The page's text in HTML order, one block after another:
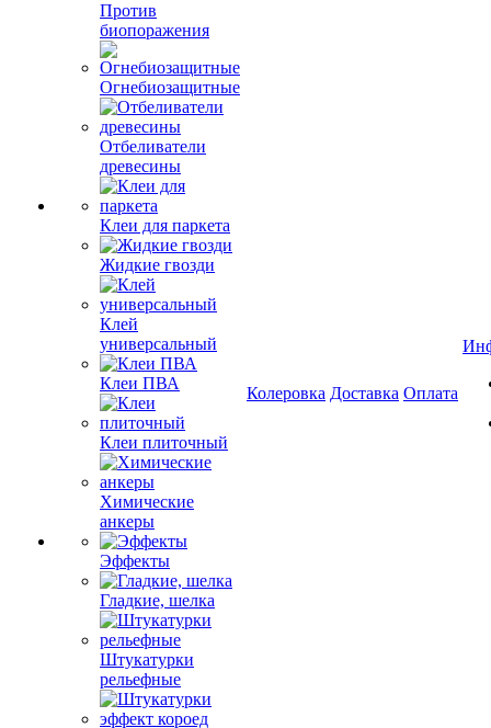
Против
биопоражения
Огнебиозащитные
Отбеливатели
древесины
Клеи для паркета
Жидкие гвозди
Клей
универсальный
Клеи ПВА
Клеи плиточный
Химические
анкеры
Эффекты
Гладкие, шелка
Штукатурки
рельефные
Колеровка Доставка Оплата